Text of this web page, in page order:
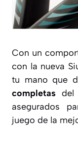
Con un
con la nueva
tu mano que
completas del
asegurados
juego de la